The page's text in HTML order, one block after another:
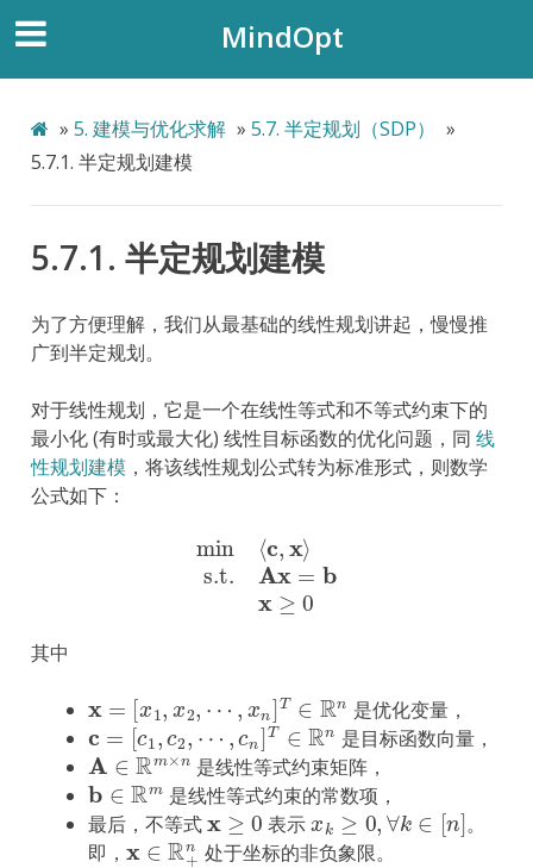
MindOpt
» 5. 建模与优化求解 » 5.7. 半定规划（SDP）
»
5.7.1. 半定规划建模
5.7.1. 半定规划建模
为了方便理解，我们从最基础的线性规划讲起，慢慢推
广到半定规划。
对于线性规划，它是一个在线性等式和不等式约束下的
最小化 (有时或最大化) 线性目标函数的优化问题，同 线
性规划建模 ，将该线性规划公式转为标准形式，则数学
公式如下：
min⟨c,x s.t. Ax=
其中
1 ∈R
是优化变量，
c=[c 1,c2,⋯ ,cn ]T∈R n
是目标函数向量，
A ∈Rm×n
是线性等式约束矩阵，
b∈Rm
是线性等式约束的常数项，
最后，不等式
x≥0
表示
xk≥0,∀ k ∈ ]
。
即，
x ∈R+n
处于坐标的非负象限。